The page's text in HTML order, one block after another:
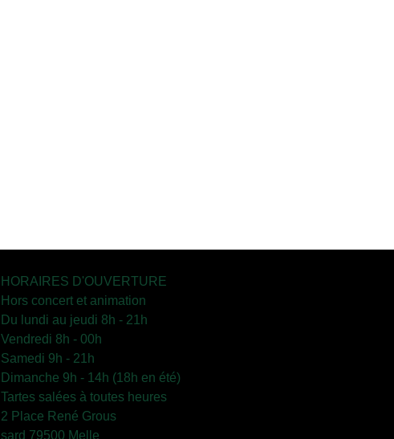
HORAIRES D'OUVERTURE
Hors concert et animation
Du lundi au jeudi 8h - 21h
Vendredi 8h - 00h
Samedi 9h - 21h
Dimanche 9h - 14h (18h en été)
Tartes salées à toutes heures
2 Place René Grous
sard 79500 Melle